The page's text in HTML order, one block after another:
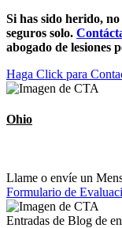
Si has sido herido,
seguros solo.
abogado de lesiones
Haga Click para
Ohio
Llame o envíe un
Formulario de
Entradas de Blog de